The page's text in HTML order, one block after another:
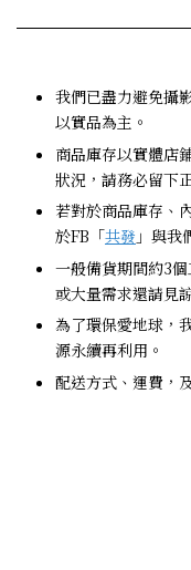
我們已盡力避免攝
以實品為主。
商品庫存以實體店
狀況，請務必留下
若對於商品庫存、
於FB「共發 」與我
一般備貨期間約3
或大量需求還請見
為了環保愛地球，
源永續再利用。
配送方式、運費，